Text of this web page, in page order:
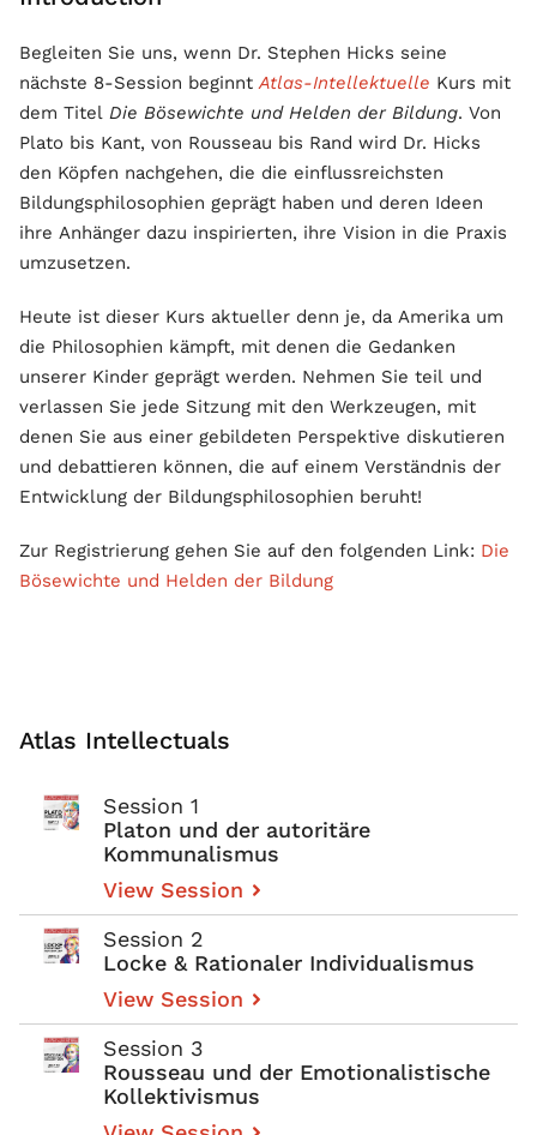
Begleiten Sie uns, wenn Dr. Stephen Hicks seine
nächste 8-Session beginntAtlas-Intellektuelle Kurs mit
dem Titel Die Bösewichte und Helden der Bildung. Von
Plato bis Kant, von Rousseau bis Rand wird Dr. Hicks
den Köpfen nachgehen, die die einflussreichsten
Bildungsphilosophien geprägt haben und deren Ideen
ihre Anhänger dazu inspirierten, ihre Vision in die Praxis
umzusetzen.
Heute ist dieser Kurs aktueller denn je, da Amerika um
die Philosophien kämpft, mit denen die Gedanken
unserer Kinder geprägt werden. Nehmen Sie teil und
verlassen Sie jede Sitzung mit den Werkzeugen, mit
denen Sie aus einer gebildeten Perspektive diskutieren
und debattieren können, die auf einem Verständnis der
Entwicklung der Bildungsphilosophien beruht!
Zur Registrierung gehen Sie auf den folgenden Link: Die
Bösewichte und Helden der Bildung
Atlas Intellectuals
Session 1
Platon und der autoritäre
Kommunalismus
View Session
Session 2
Locke & Rationaler Individualismus
View Session
Session 3
Rousseau und der Emotionalistische
Kollektivismus